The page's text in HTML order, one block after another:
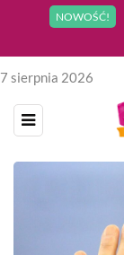
NOWOŚĆ!
7 sierpnia 2026